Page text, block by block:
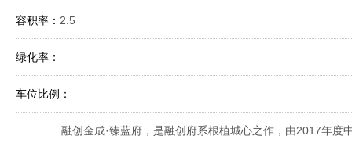
容积率： 2.5
绿化率：
车位比例：
融创金成·臻蓝府，是融创府系根植城心之作，由2017年